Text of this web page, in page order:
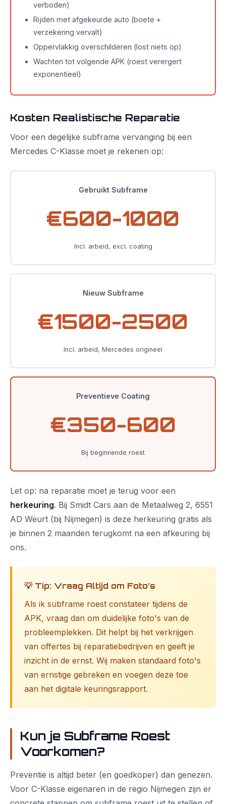
verboden)
Rijden met afgekeurde auto (boete +
verzekering vervalt)
Oppervlakkig overschilderen (lost niets op)
Wachten tot volgende APK (roest verergert
exponentieel)
Kosten Realistische Reparatie
Voor een degelijke subframe vervanging bij een
Mercedes C-Klasse moet je rekenen op:
Gebruikt Subframe
€600-1000
Incl. arbeid, excl. coating
Nieuw Subframe
€1500-2500
Incl. arbeid, Mercedes origineel
Preventieve Coating
€350-600
Bij beginnende roest
Let op: na reparatie moet je terug voor een
herkeuring. Bij Smidt Cars aan de Metaalweg 2, 6551
AD Weurt (bij Nijmegen) is deze herkeuring gratis als
je binnen 2 maanden terugkomt na een afkeuring bij
ons.
💡 Tip: Vraag Altijd om Foto's
Als ik subframe roest constateer tijdens de
APK, vraag dan om duidelijke foto's van de
probleemplekken. Dit helpt bij het verkrijgen
van offertes bij reparatiebedrijven en geeft je
inzicht in de ernst. Wij maken standaard foto's
van ernstige gebreken en voegen deze toe
aan het digitale keuringsrapport.
Kun je Subframe Roest
Voorkomen?
Preventie is altijd beter (en goedkoper) dan genezen.
Voor C-Klasse eigenaren in de regio Nijmegen zijn er